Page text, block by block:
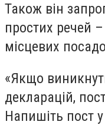
Також він
простих речей
місцевих
«Якщо
декларацій,
Напишіть пост